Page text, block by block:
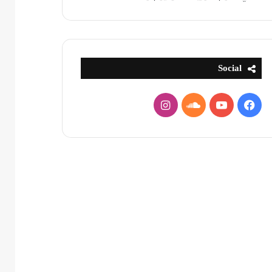
Social
فيسبوكيوتيوبساوندانستقرام